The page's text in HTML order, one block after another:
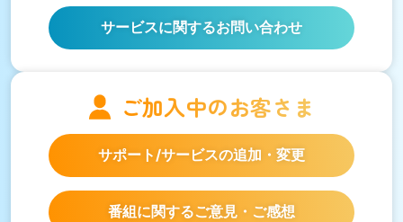
サービスに関するお問い合わせ
ご加入中のお客さま
サポート/サービスの追加・変更
番組に関するご意見・ご感想